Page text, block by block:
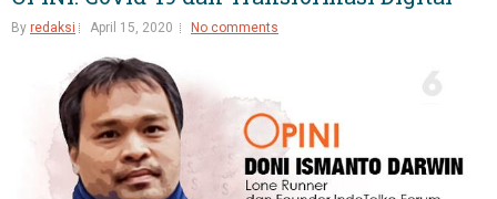
By redaksi April 15, 2020 No comments